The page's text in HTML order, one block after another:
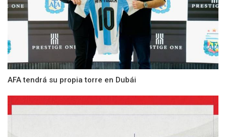
AFA tendrá su propia torre en Dubái